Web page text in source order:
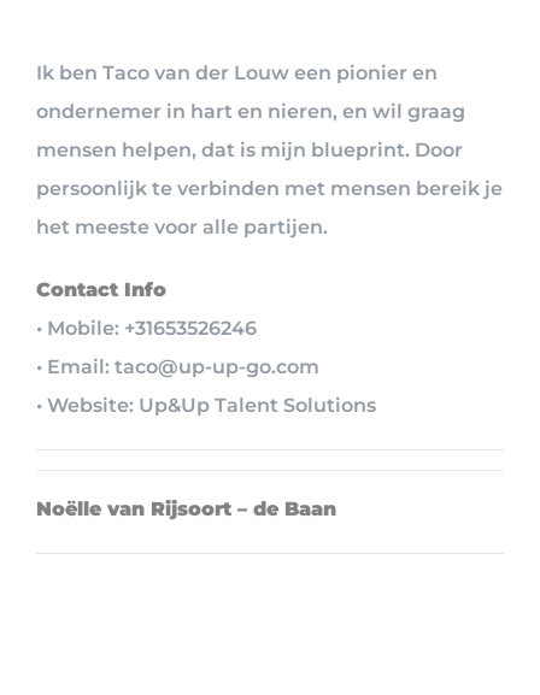
Ik ben Taco van der Louw een pionier en
ondernemer in hart en nieren, en wil graag
mensen helpen, dat is mijn blueprint. Door
persoonlijk te verbinden met mensen bereik je
het meeste voor alle partijen.
Contact Info
• Mobile: +31653526246
• Email: taco@up-up-go.com
• Website: Up&Up Talent Solutions
Noëlle van Rijsoort – de Baan